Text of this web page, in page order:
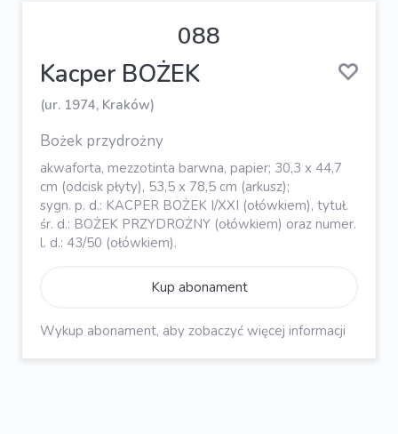
088
Kacper BOŻEK
(ur. 1974, Kraków)
Bożek przydrożny
akwaforta, mezzotinta barwna, papier; 30,3 x 44,7
cm (odcisk płyty), 53,5 x 78,5 cm (arkusz);
sygn. p. d.: KACPER BOŻEK I/XXI (ołówkiem), tytuł.
śr. d.: BOŻEK PRZYDROŻNY (ołówkiem) oraz numer.
l. d.: 43/50 (ołówkiem).
Kup abonament
Wykup abonament, aby zobaczyć więcej informacji